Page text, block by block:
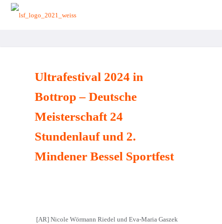
Ultrafestival 2024 in
Bottrop – Deutsche
Meisterschaft 24
Stundenlauf und 2.
Mindener Bessel Sportfest
[AR] Nicole Wörmann Riedel und Eva-Maria Gaszek